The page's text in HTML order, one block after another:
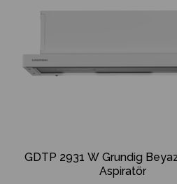
GCHPLK 180 - Grundig
Inverter A+++ / A++ Wi-Fi
Klima
GDTP 2931 W Grundig
Aspiratör